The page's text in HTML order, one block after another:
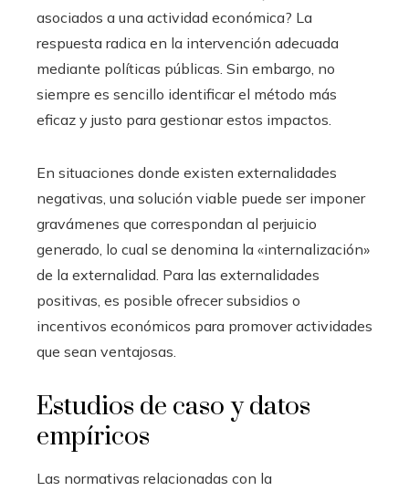
asociados a una actividad económica? La
respuesta radica en la intervención adecuada
mediante políticas públicas. Sin embargo, no
siempre es sencillo identificar el método más
eficaz y justo para gestionar estos impactos.
En situaciones donde existen externalidades
negativas, una solución viable puede ser imponer
gravámenes que correspondan al perjuicio
generado, lo cual se denomina la «internalización»
de la externalidad. Para las externalidades
positivas, es posible ofrecer subsidios o
incentivos económicos para promover actividades
que sean ventajosas.
Estudios de caso y datos
empíricos
Las normativas relacionadas con la